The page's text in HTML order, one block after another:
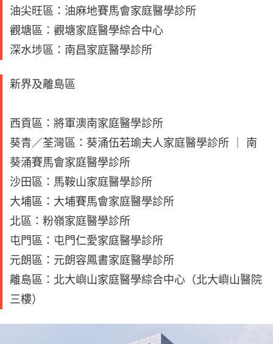
油尖旺區：油麻地賽馬會家庭醫學診所
觀塘區：觀塘家庭醫學綜合中心
深水埗區：南昌家庭醫學診所
新界及離島區
西貢區：將軍澳南家庭醫學診所
葵青／荃灣區：葵涌伍若瑜夫人家庭醫學診所 ｜ 南
葵涌賽馬會家庭醫學診所
沙田區：馬鞍山家庭醫學診所
大埔區：大埔賽馬會家庭醫學診所
北區：粉嶺家庭醫學診所
屯門區：屯門仁愛家庭醫學診所
元朗區：元朗容鳳書家庭醫學診所
離島區：北大嶼山家庭醫學綜合中心（北大嶼山醫院
三樓）